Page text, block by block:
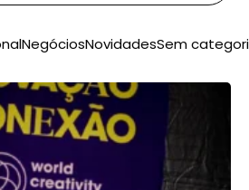
NegóciosNovidadesSem